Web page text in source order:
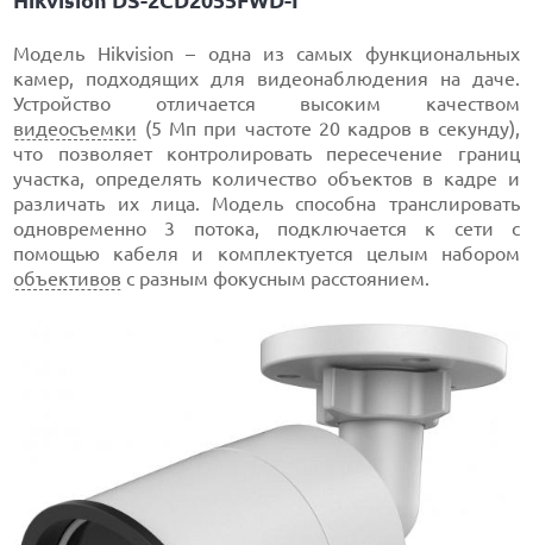
Модель Hikvision – одна из самых функциональных
камер, подходящих для видеонаблюдения на даче.
Устройство отличается высоким качеством
видеосъемки (5 Мп при частоте 20 кадров в секунду),
что позволяет контролировать пересечение границ
участка, определять количество объектов в кадре и
различать их лица. Модель способна транслировать
одновременно 3 потока, подключается к сети с
помощью кабеля и комплектуется целым набором
объективов с разным фокусным расстоянием.